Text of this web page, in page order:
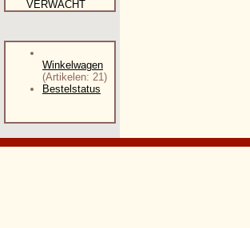
VERWACHT
Winkelwagen
(Artikelen: 21)
Bestelstatus